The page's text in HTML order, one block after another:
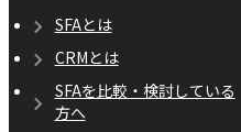
SFAとは
CRMとは
SFAを比較・検討している
方へ